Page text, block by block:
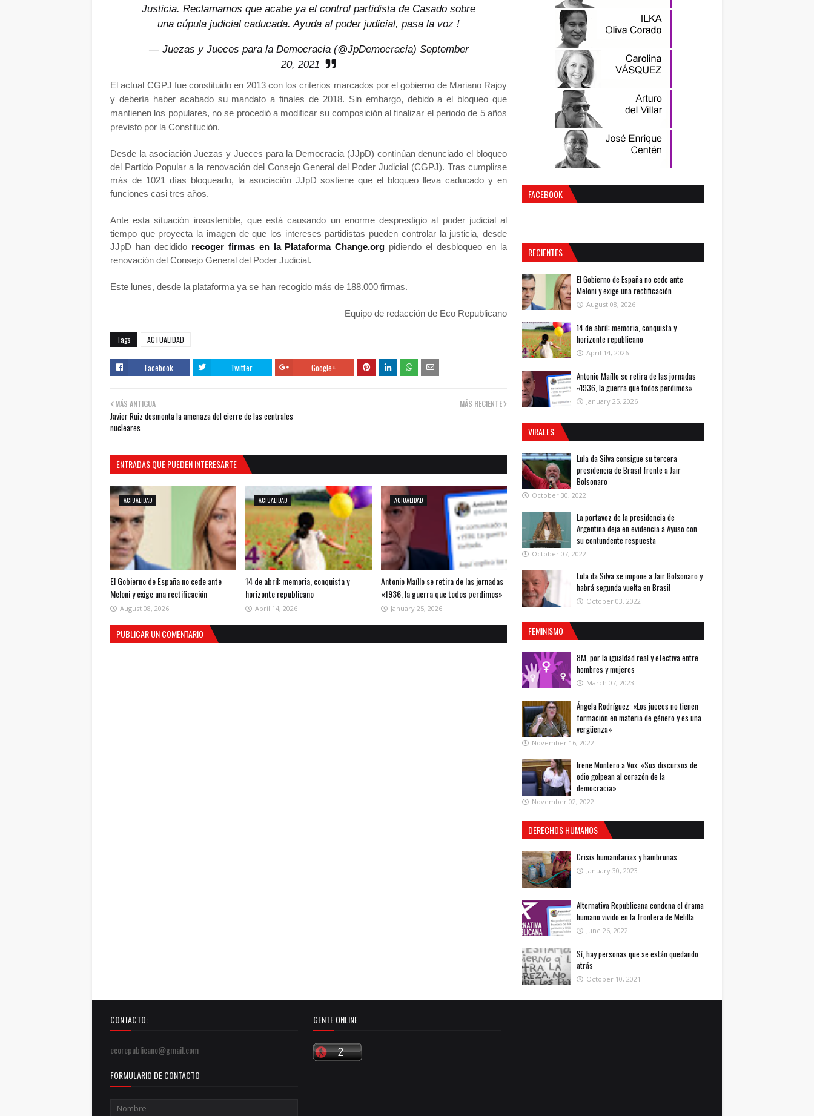
Justicia. Reclamamos que acabe ya el control partidista de Casado sobre
una cúpula judicial caducada. Ayuda al poder judicial, pasa la voz !
— Juezas y Jueces para la Democracia (@JpDemocracia) September
20, 2021
El actual CGPJ fue constituido en 2013 con los criterios marcados por el gobierno de Mariano Rajoy
y debería haber acabado su mandato a finales de 2018. Sin embargo, debido a el bloqueo que
mantienen los populares, no se procedió a modificar su composición al finalizar el periodo de 5 años
previsto por la Constitución.
Desde la asociación Juezas y Jueces para la Democracia (JJpD) continúan denunciado el bloqueo
del Partido Popular a la renovación del Consejo General del Poder Judicial (CGPJ). Tras cumplirse
más de 1021 días bloqueado, la asociación JJpD sostiene que el bloqueo lleva caducado y en
funciones casi tres años.
Ante esta situación insostenible, que está causando un enorme desprestigio al poder judicial al
tiempo que proyecta la imagen de que los intereses partidistas pueden controlar la justicia, desde
JJpD han decidido recoger firmas en la Plataforma Change.org pidiendo el desbloqueo en la
renovación del Consejo General del Poder Judicial.
Este lunes, desde la plataforma ya se han recogido más de 188.000 firmas.
Equipo de redacción de Eco Republicano
Tags ACTUALIDAD
Facebook Twitter Google+
MÁS RECIENTE
MÁS ANTIGUA
Javier Ruiz desmonta la amenaza del cierre de las centrales
nucleares
ENTRADAS QUE PUEDEN INTERESARTE
ACTUALIDAD
El Gobierno de España no cede ante
Meloni y exige una rectificación
August 08, 2026
ACTUALIDAD
14 de abril: memoria, conquista y
horizonte republicano
April 14, 2026
ACTUALIDAD
Antonio Maíllo se retira de las jornadas
«1936, la guerra que todos perdimos»
January 25, 2026
PUBLICAR UN COMENTARIO
FACEBOOK
RECIENTES
El Gobierno de España no cede ante
Meloni y exige una rectificación
August 08, 2026
14 de abril: memoria, conquista y
horizonte republicano
April 14, 2026
Antonio Maíllo se retira de las jornadas
«1936, la guerra que todos perdimos»
January 25, 2026
VIRALES
Lula da Silva consigue su tercera
presidencia de Brasil frente a Jair
Bolsonaro
October 30, 2022
La portavoz de la presidencia de
Argentina deja en evidencia a Ayuso con
su contundente respuesta
October 07, 2022
Lula da Silva se impone a Jair Bolsonaro y
habrá segunda vuelta en Brasil
October 03, 2022
FEMINISMO
8M, por la igualdad real y efectiva entre
hombres y mujeres
March 07, 2023
Ángela Rodríguez: «Los jueces no tienen
formación en materia de género y es una
vergüenza»
November 16, 2022
Irene Montero a Vox: «Sus discursos de
odio golpean al corazón de la
democracia»
November 02, 2022
DERECHOS HUMANOS
Crisis humanitarias y hambrunas
January 30, 2023
Alternativa Republicana condena el drama
humano vivido en la frontera de Melilla
June 26, 2022
Sí, hay personas que se están quedando
atrás
October 10, 2021
CONTACTO:
ecorepublicano@gmail.com
FORMULARIO DE CONTACTO
GENTE ONLINE